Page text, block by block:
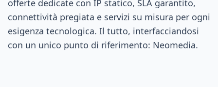
offerte dedicate con IP statico, SLA garantito,
connettività pregiata e servizi su misura per ogni
esigenza tecnologica. Il tutto, interfacciandosi
con un unico punto di riferimento: Neomedia.